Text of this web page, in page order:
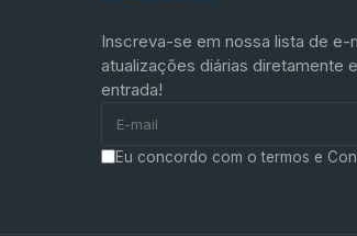
Inscreva-se em nossa lista de e-
atualizações diárias diretamente
entrada!
Eu concordo com o termos e